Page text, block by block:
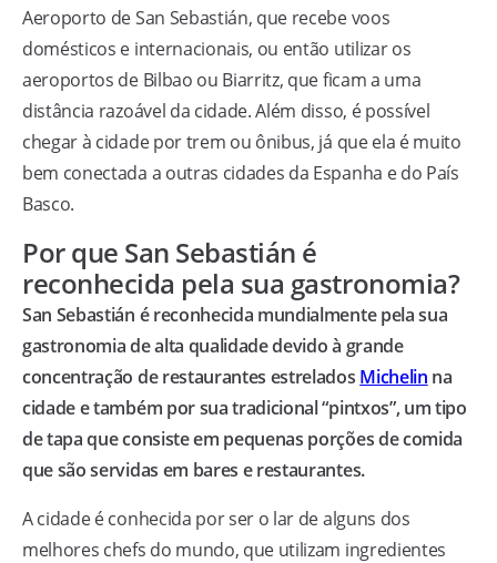
Aeroporto de San Sebastián, que recebe voos
domésticos e internacionais, ou então utilizar os
aeroportos de Bilbao ou Biarritz, que ficam a uma
distância razoável da cidade. Além disso, é possível
chegar à cidade por trem ou ônibus, já que ela é muito
bem conectada a outras cidades da Espanha e do País
Basco.
Por que San Sebastián é
reconhecida pela sua gastronomia?
San Sebastián é reconhecida mundialmente pela sua
gastronomia de alta qualidade devido à grande
concentração de restaurantes estrelados Michelin na
cidade e também por sua tradicional “pintxos”, um tipo
de tapa que consiste em pequenas porções de comida
que são servidas em bares e restaurantes.
A cidade é conhecida por ser o lar de alguns dos
melhores chefs do mundo, que utilizam ingredientes